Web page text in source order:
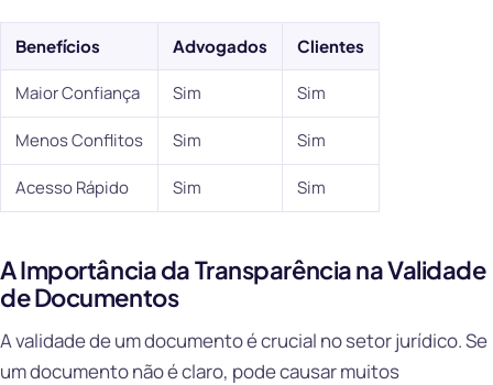
Benefícios Advogados Clientes
Maior Confiança Sim Sim
Menos Conflitos Sim Sim
Acesso Rápido Sim Sim
A Importância da Transparência na Validade
de Documentos
A validade de um documento é crucial no setor jurídico. Se
um documento não é claro, pode causar muitos